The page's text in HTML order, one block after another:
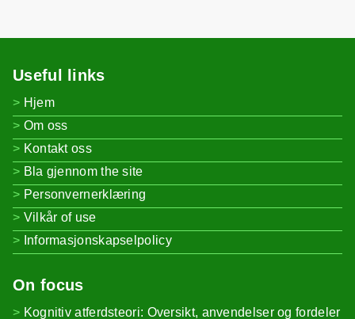
Useful links
Hjem
Om oss
Kontakt oss
Bla gjennom the site
Personvernerklæring
Vilkår of use
Informasjonskapselpolicy
On focus
Kognitiv atferdsteori: Oversikt, anvendelser og fordeler